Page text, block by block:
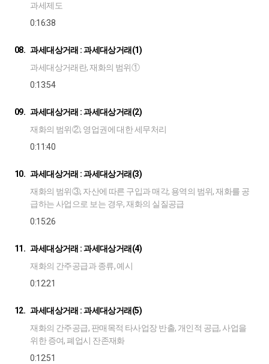
과세제도
0:16:38
08. 과세대상거래 : 과세대상거래(1)
과세대상거래란, 재화의 범위①
0:13:54
09. 과세대상거래 : 과세대상거래(2)
재화의 범위②, 영업권에 대한 세무처리
0:11:40
10. 과세대상거래 : 과세대상거래(3)
재화의 범위③, 자산에 따른 구입과 매각, 용역의 범위, 재화를 공
급하는 사업으로 보는 경우, 재화의 실질공급
0:15:26
11. 과세대상거래 : 과세대상거래(4)
재화의 간주공급과 종류, 예시
0:12:21
12. 과세대상거래 : 과세대상거래(5)
재화의 간주공급, 판매목적 타사업장 반출, 개인적 공급, 사업을
위한 증여, 폐업시 잔존재화
0:12:51